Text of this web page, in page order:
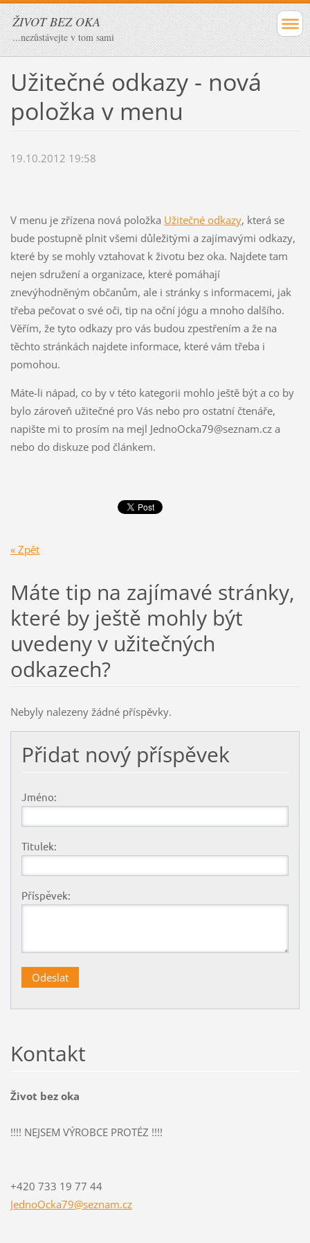
ŽIVOT BEZ OKA
...nezůstávejte v tom sami
Užitečné odkazy - nová
položka v menu
19.10.2012 19:58
V menu je zřízena nová položka Užitečné odkazy, která se
bude postupně plnit všemi důležitými a zajímavými odkazy,
které by se mohly vztahovat k životu bez oka. Najdete tam
nejen sdružení a organizace, které pomáhají
znevýhodněným občanům, ale i stránky s informacemi, jak
třeba pečovat o své oči, tip na oční jógu a mnoho dalšího.
Věřím, že tyto odkazy pro vás budou zpestřením a že na
těchto stránkách najdete informace, které vám třeba i
pomohou.
Máte-li nápad, co by v této kategorii mohlo ještě být a co by
bylo zároveň užitečné pro Vás nebo pro ostatní čtenáře,
napište mi to prosím na mejl JednoOcka79@seznam.cz a
nebo do diskuze pod článkem.
« Zpět
Máte tip na zajímavé stránky,
které by ještě mohly být
uvedeny v užitečných
odkazech?
Nebyly nalezeny žádné příspěvky.
Přidat nový příspěvek
Jméno:
Titulek:
Příspěvek:
Kontakt
Život bez oka
!!!! NEJSEM VÝROBCE PROTÉZ !!!!
+420 733 19 77 44
JednoOcka79@seznam.cz